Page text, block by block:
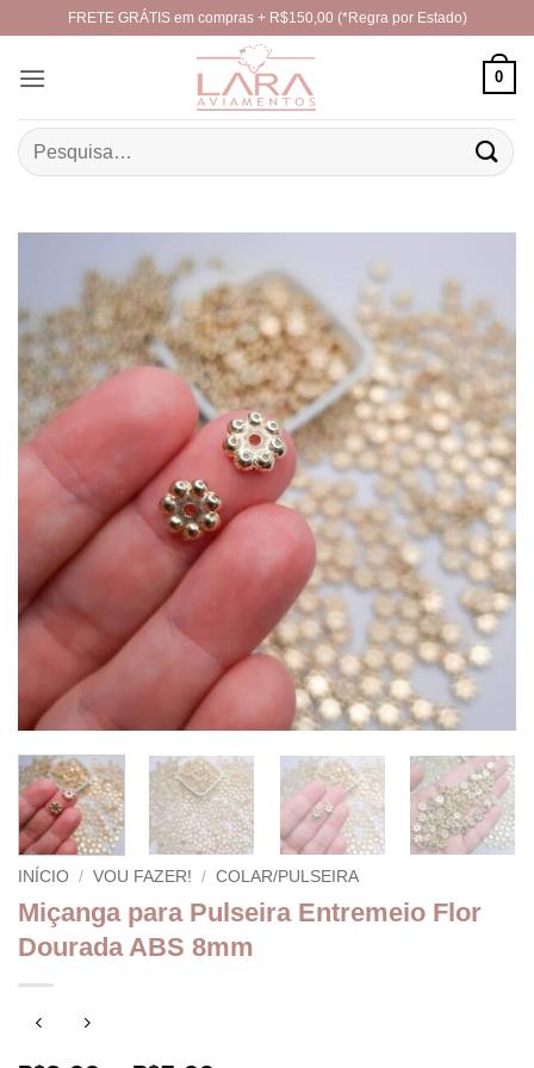
content
FRETE GRÁTIS em compras + R$150,00 (*Regra por Estado)
0
Pesquisar
por:
INÍCIO / VOU FAZER! / COLAR/PULSEIRA
Miçanga para Pulseira Entremeio Flor
Dourada ABS 8mm